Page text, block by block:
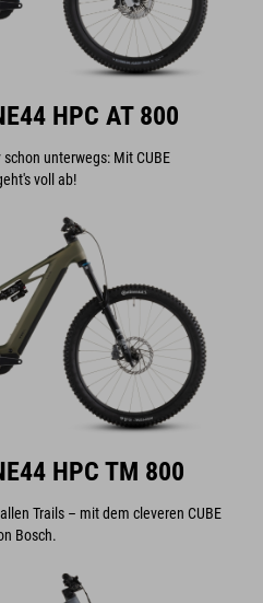
HPC AT 800
unterwegs: Mit CUBE
voll ab!
HPC TM 800
Trails – mit dem cleveren CUBE
Bosch.